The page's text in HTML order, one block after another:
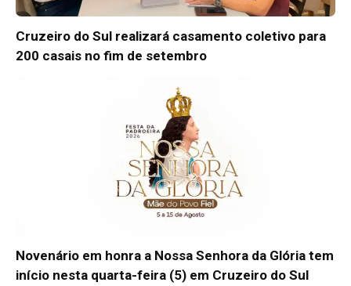
Cruzeiro do Sul realizará casamento coletivo para
200 casais no fim de setembro
Novenário em honra a Nossa Senhora da Glória tem
início nesta quarta-feira (5) em Cruzeiro do Sul